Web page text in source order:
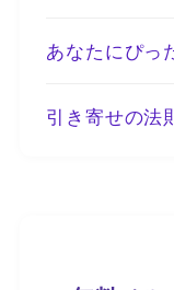
あなたにぴっ
引き寄せの法